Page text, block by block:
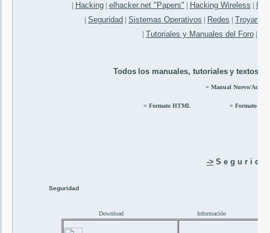
| Hacking| elhacker.net "Papers" | Hacking Wireless |
| Seguridad | Sistemas Operativos | Redes | Troyanos
| Tutoriales y Manuales del Foro |
Todos los manuales, tutoriales y textos
= Manual Nuevo/
= Formato HTML = Formato PDF
-> S e g u r i d a
Seguridad
Download Información